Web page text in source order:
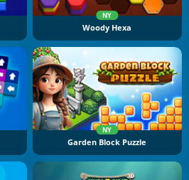
NY
Woody Hexa
NY
Garden Block Puzzle